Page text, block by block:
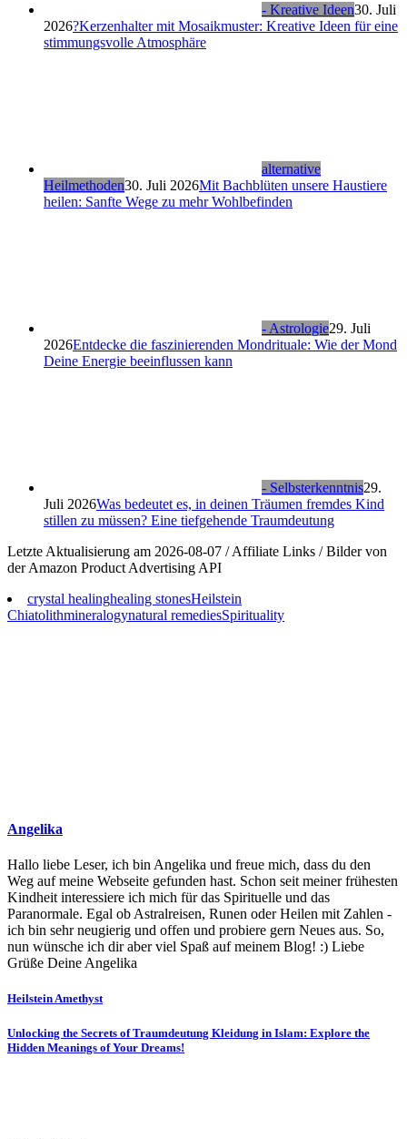
- Kreative Ideen30. Juli
2026?Kerzenhalter mit Mosaikmuster: Kreative Ideen für eine
stimmungsvolle Atmosphäre
alternative
Heilmethoden30. Juli 2026Mit Bachblüten unsere Haustiere
heilen: Sanfte Wege zu mehr Wohlbefinden
- Astrologie29. Juli
2026Entdecke die faszinierenden Mondrituale: Wie der Mond
Deine Energie beeinflussen kann
- Selbsterkenntnis29.
Juli 2026Was bedeutet es, in deinen Träumen fremdes Kind
stillen zu müssen? Eine tiefgehende Traumdeutung
Letzte Aktualisierung am 2026-08-07 / Affiliate Links / Bilder von
der Amazon Product Advertising API
crystal healinghealing stonesHeilstein
Chiatolithmineralogynatural remediesSpirituality
Angelika
Hallo liebe Leser, ich bin Angelika und freue mich, dass du den
Weg auf meine Webseite gefunden hast. Schon seit meiner frühesten
Kindheit interessiere ich mich für das Spirituelle und das
Paranormale. Egal ob Astralreisen, Runen oder Heilen mit Zahlen -
ich bin sehr neugierig und offen und probiere gern Neues aus. So,
nun wünsche ich dir aber viel Spaß auf meinem Blog! :) Liebe
Grüße Deine Angelika
Beitragsnavigation
Heilstein Amethyst
Unlocking the Secrets of Traumdeutung Kleidung in Islam: Explore the
Hidden Meanings of Your Dreams!